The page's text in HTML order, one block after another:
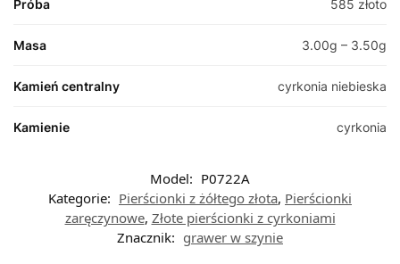
Próba 585 złoto
Masa 3.00g – 3.50g
Kamień centralny cyrkonia niebieska
Kamienie cyrkonia
Model: P0722A
Kategorie: Pierścionki z żółtego złota, Pierścionki
zaręczynowe, Złote pierścionki z cyrkoniami
Znacznik: grawer w szynie